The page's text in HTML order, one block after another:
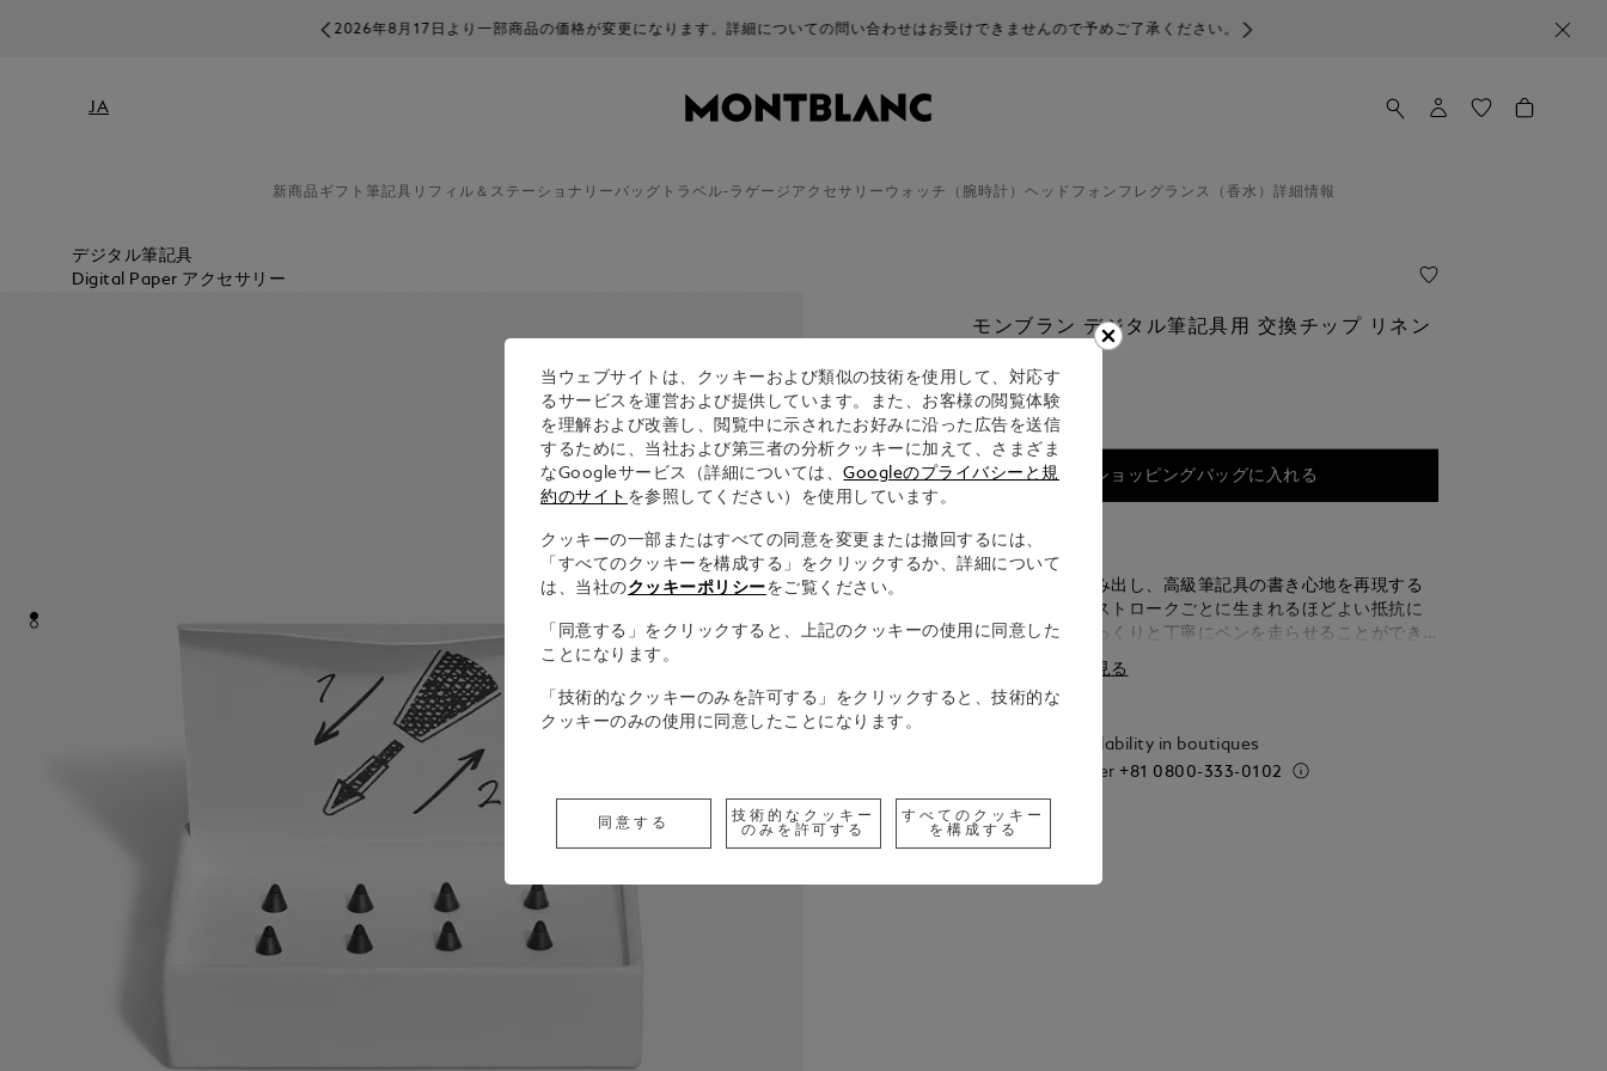
2026年8月17日より一部商品の価格が変更になります。詳細についての問い合わせはお受けできませんので予めご了承ください。
JA
新商品 ギフト 筆記具 リフィル＆ステーショナリーバッグ トラベル-ラゲージ アクセサリー ウォッチ（腕時計） ヘッドフォン フレグランス（香水） 詳細情報
デジタル筆記具
Digital Paper アクセサリー
モンブラン デジタル筆記具用 交換チップ リネン
¥ 5,830
ショッピングバッグに入れる
繊細な質感を生み出し、高級筆記具の書き心地を再現する
リネンチップ。ストロークごとに生まれるほどよい抵抗に
よって、よりゆっくりと丁寧にペンを走らせることができ
ます。手に伝わる感覚と表現力豊かな筆記スタイルを好ま
れる方に最適で、一文字一文字を味わいながら記すことが
できます。 交換チップ8個入り。
すべての詳細を見る
Check availability in boutiques
Call to order+81 0800-333-0102
当ウェブサイトは、クッキーおよび類似の技術を使用して、対応す
るサービスを運営および提供しています。また、お客様の閲覧体験
を理解および改善し、閲覧中に示されたお好みに沿った広告を送信
するために、当社および第三者の分析クッキーに加えて、さまざま
なGoogleサービス（詳細については、Googleのプライバシーと規
約のサイト を参照してください）を使用しています。
クッキーの一部またはすべての同意を変更または撤回するには、
「すべてのクッキーを構成する」をクリックするか、詳細について
は、当社のクッキーポリシーをご覧ください。
「同意する」をクリックすると、上記のクッキーの使用に同意した
ことになります。
「技術的なクッキーのみを許可する」をクリックすると、技術的な
クッキーのみの使用に同意したことになります。
同意する
技術的なクッキー
のみを許可する
すべてのクッキー
を構成する